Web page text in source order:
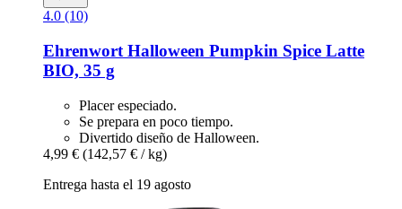
4.0 (10)
Ehrenwort Halloween Pumpkin Spice Latte
BIO, 35 g
Placer especiado.
Se prepara en poco tiempo.
Divertido diseño de Halloween.
4,99 € (142,57 € / kg)
Entrega hasta el 19 agosto